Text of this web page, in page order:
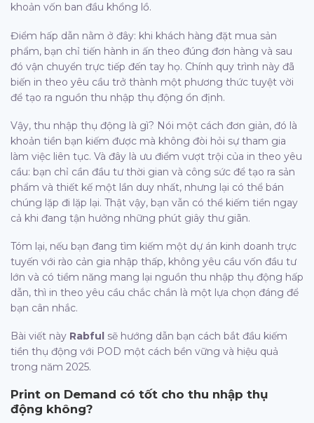
khoản vốn ban đầu khổng lồ.
Điểm hấp dẫn nằm ở đây: khi khách hàng đặt mua sản
phẩm, bạn chỉ tiến hành in ấn theo đúng đơn hàng và sau
đó vận chuyển trực tiếp đến tay họ. Chính quy trình này đã
biến in theo yêu cầu trở thành một phương thức tuyệt vời
để tạo ra nguồn thu nhập thụ động ổn định.
Vậy, thu nhập thụ động là gì? Nói một cách đơn giản, đó là
khoản tiền bạn kiếm được mà không đòi hỏi sự tham gia
làm việc liên tục. Và đây là ưu điểm vượt trội của in theo yêu
cầu: bạn chỉ cần đầu tư thời gian và công sức để tạo ra sản
phẩm và thiết kế một lần duy nhất, nhưng lại có thể bán
chúng lặp đi lặp lại. Thật vậy, bạn vẫn có thể kiếm tiền ngay
cả khi đang tận hưởng những phút giây thư giãn.
Tóm lại, nếu bạn đang tìm kiếm một dự án kinh doanh trực
tuyến với rào cản gia nhập thấp, không yêu cầu vốn đầu tư
lớn và có tiềm năng mang lại nguồn thu nhập thụ động hấp
dẫn, thì in theo yêu cầu chắc chắn là một lựa chọn đáng để
bạn cân nhắc.
Bài viết này Rabful sẽ hướng dẫn bạn cách bắt đầu kiếm
tiền thụ động với POD một cách bền vững và hiệu quả
trong năm 2025.
Print on Demand có tốt cho thu nhập thụ
động không?